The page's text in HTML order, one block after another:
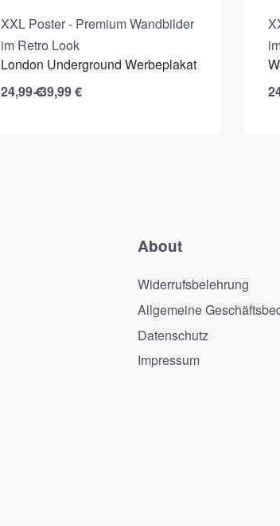
XXL Poster - Premium Wandbilder
im Retro Look
London Underground Werbeplakat
24,99€39,99€
About
Widerrufsbelehrung
Allgemeine
Datenschutz
Impressum